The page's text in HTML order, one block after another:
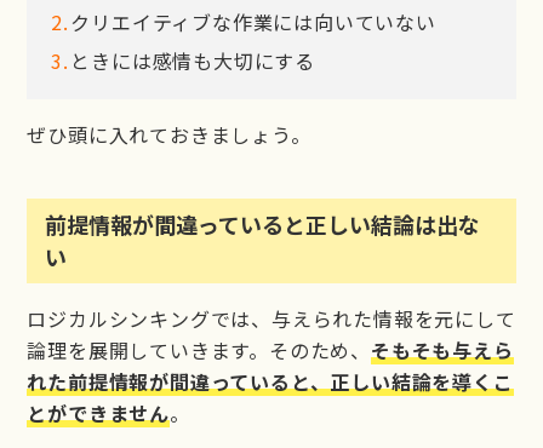
クリエイティブな作業には向いていない
ときには感情も大切にする
ぜひ頭に入れておきましょう。
前提情報が間違っていると正しい結論は出な
い
ロジカルシンキングでは、与えられた情報を元にして
論理を展開していきます。そのため、そもそも与えら
れた前提情報が間違っていると、正しい結論を導くこ
とができません。